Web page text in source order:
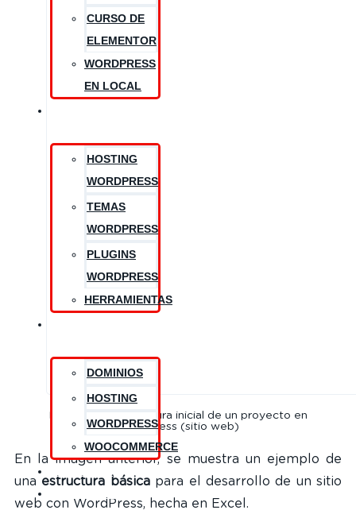
CURSO DE
ELEMENTOR
WORDPRESS
EN LOCAL
HOSTING
WORDPRESS
TEMAS
WORDPRESS
PLUGINS
WORDPRESS
HERRAMIENTAS
DOMINIOS
HOSTING
WORDPRESS
WOOCOMMERCE
Excel con la estructura inicial de un proyecto en
WordPress (sitio web)
En la imagen anterior, se muestra un ejemplo de
una estructura básicapara el desarrollo de un sitio
web con WordPress, hecha en Excel.